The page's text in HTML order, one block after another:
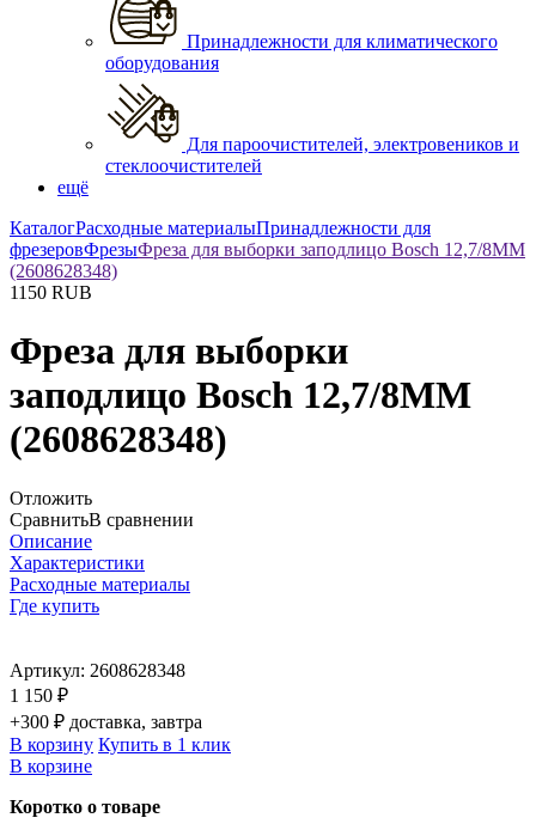
Принадлежности для климатического
оборудования
Для пароочистителей, электровеников и
стеклоочистителей
ещё
КаталогРасходные материалыПринадлежности для
фрезеровФрезыФреза для выборки заподлицо Bosch 12,7/8ММ
(2608628348)
1150 RUB
Фреза для выборки
заподлицо Bosch 12,7/8ММ
(2608628348)
Отложить
СравнитьВ сравнении
Описание
Характеристики
Расходные материалы
Где купить
Артикул: 2608628348
1 150 ₽
+300 ₽ доставка, завтра
В корзину Купить в 1 клик
В корзине
Коротко о товаре